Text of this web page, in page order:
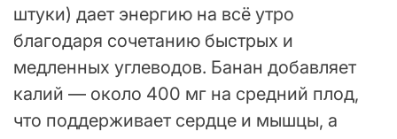
штуки) дает энергию на всё утро
благодаря сочетанию быстрых и
медленных углеводов. Банан добавляет
калий — около 400 мг на средний плод,
что поддерживает сердце и мышцы, а